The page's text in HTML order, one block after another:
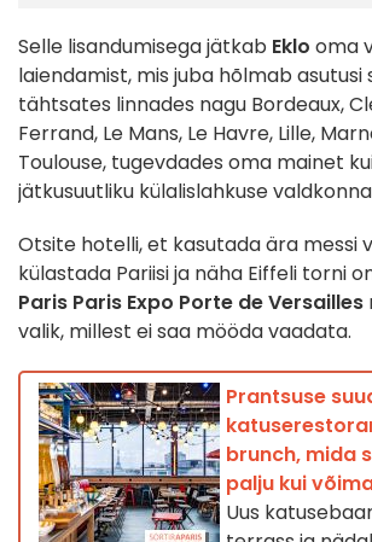
Selle lisandumisega jätkab Eklo oma
laiendamist, mis juba hõlmab asutusi
tähtsates linnades nagu Bordeaux,
Ferrand, Le Mans, Le Havre, Lille,
Toulouse, tugevdades oma mainet
jätkusuutliku külalislahkuse
Otsite hotelli, et kasutada ära messi
külastada Pariisi ja näha Eiffeli torni
Paris Paris Expo Porte de Versailles
valik, millest ei saa mööda vaadata.
Prantsuse
brunch, mida
palju kui
Uus